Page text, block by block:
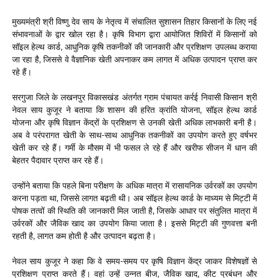
मुख्यमंत्री श्री विष्णु देव साय के नेतृत्व में संचालित सुशासन तिहार किसानों के लिए नई
संभावनाओं के द्वार खोल रहा है। कृषि विभाग द्वारा आयोजित शिविरों में किसानों को
सॉइल हेल्थ कार्ड, आधुनिक कृषि तकनीकों की जानकारी और प्रशिक्षण उपलब्ध कराया
जा रहा है, जिससे वे वैज्ञानिक खेती अपनाकर कम लागत में अधिक उत्पादन प्राप्त कर
रहे हैं।
सरगुजा जिले के लखनपुर विकासखंड अंतर्गत ग्राम पंचायत कर्रई निवासी किसान श्री
नेवल साय कुजूर ने बताया कि शासन की हरित क्रांति योजना, सॉइल हेल्थ कार्ड
योजना और कृषि विज्ञान केंद्रों के प्रशिक्षण से उनकी खेती अधिक लाभकारी बनी है।
अब वे परंपरागत खेती के साथ-साथ आधुनिक तकनीकों का उपयोग करते हुए वर्षभर
खेती कर रहे हैं। गर्मी के मौसम में भी फसल ले रहे हैं और खरीफ सीजन में धान की
बेहतर पैदावार प्राप्त कर रहे हैं।
उन्होंने बताया कि पहले बिना परीक्षण के अधिक मात्रा में रासायनिक उर्वरकों का उपयोग
करना पड़ता था, जिससे लागत बढ़ती थी। अब सॉइल हेल्थ कार्ड के माध्यम से मिट्टी में
पोषक तत्वों की स्थिति की जानकारी मिल जाती है, जिसके आधार पर संतुलित मात्रा में
उर्वरकों और जैविक खाद का उपयोग किया जाता है। इससे मिट्टी की गुणवत्ता बनी
रहती है, लागत कम होती है और उत्पादन बढ़ता है।
नेवल साय कुजूर ने कहा कि वे समय-समय पर कृषि विज्ञान केंद्र जाकर विशेषज्ञों से
प्रशिक्षण प्राप्त करते हैं। वहां उन्हें उन्नत बीज, जैविक खाद, कीट प्रबंधन और